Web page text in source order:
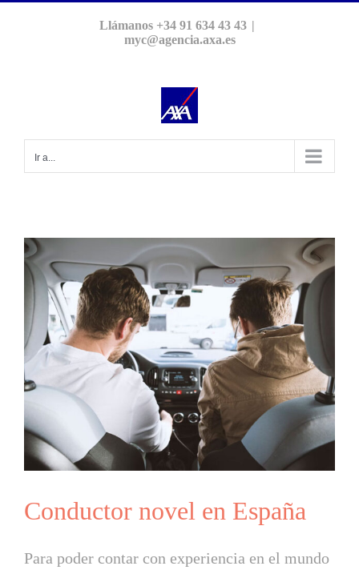
Llámanos +34 91 634 43 43 |
myc@agencia.axa.es
Ir a...
Conductor novel en España
Para poder contar con experiencia en el mundo